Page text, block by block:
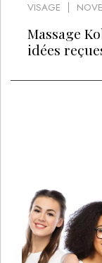
VISAGE
Massage
idées